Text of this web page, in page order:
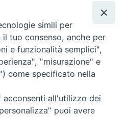
Uffici:
09:00 – 13:00
09:30 – 12:30
su
Channel
simili per
tuo consenso, anche per
e funzionalità semplici",
"misurazione" e
come specificato nella
all'utilizzo dei
puoi avere